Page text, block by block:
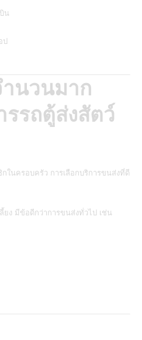
น
นวนมาก
รรถตู้ส่งสัตว์
กในครอบครัว การเลือกบริการขนส่งที่ดี
ยง มีข้อดีกว่าการขนส่งทั่วไป เช่น